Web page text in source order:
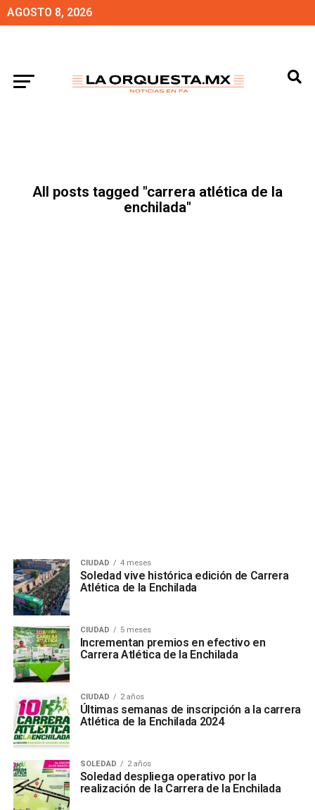
AGOSTO 8, 2026
All posts tagged "carrera atlética de la
enchilada"
CIUDAD 4 meses
Soledad vive histórica edición de Carrera
Atlética de la Enchilada
CIUDAD 5 meses
Incrementan premios en efectivo en
Carrera Atlética de la Enchilada
CIUDAD 2 años
Últimas semanas de inscripción a la carrera
Atlética de la Enchilada 2024
SOLEDAD 2 años
Soledad despliega operativo por la
realización de la Carrera de la Enchilada